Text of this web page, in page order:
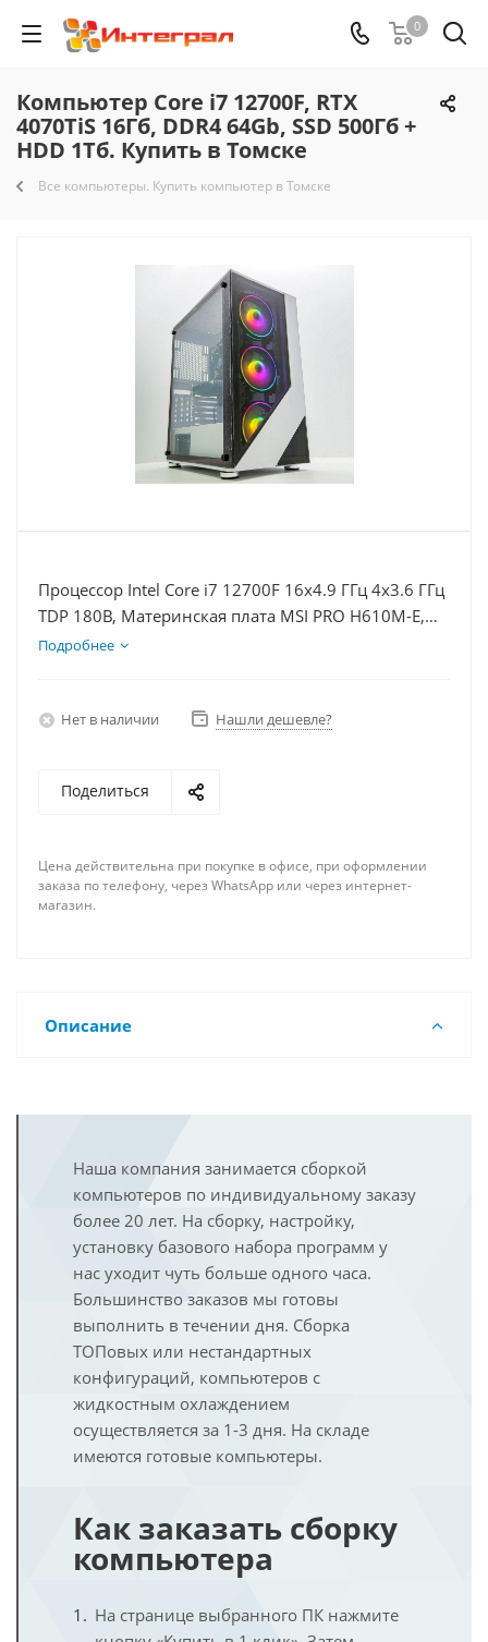
0
Компьютер Core i7 12700F, RTX
4070TiS 16Гб, DDR4 64Gb, SSD 500Гб +
HDD 1Тб. Купить в Томске
Все компьютеры. Купить компьютер в Томске
Процессор Intel Core i7 12700F 16x4.9 ГГц 4x3.6 ГГц
TDP 180В, Материнская плата MSI PRO H610M-E,
Видеокарта RTX 4070TiS 16Гб, Память DDR4 64Gb,
Подробнее
Нет в наличии Нашли дешевле?
Поделиться
Цена действительна при покупке в офисе, при оформлении
заказа по телефону, через WhatsApp или через интернет-
магазин.
Описание
Наша компания занимается сборкой
компьютеров по индивидуальному заказу
более 20 лет. На сборку, настройку,
установку базового набора программ у
нас уходит чуть больше одного часа.
Большинство заказов мы готовы
выполнить в течении дня. Сборка
ТОПовых или нестандартных
конфигураций, компьютеров с
жидкостным охлаждением
осуществляется за 1-3 дня. На складе
имеются готовые компьютеры.
Как заказать сборку
компьютера
На странице выбранного ПК нажмите